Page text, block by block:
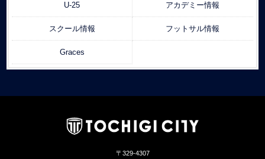
U-25 アカデミー情報
スクール情報 フットサル情報
Graces
〒329-4307